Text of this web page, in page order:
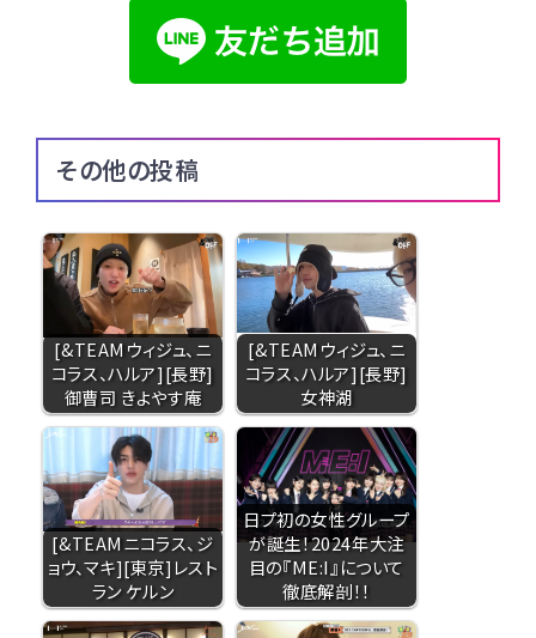
その他の投稿
[&TEAMウィジュ、ニ
コラス、ハルア][長野]
御曹司 きよやす庵
[&TEAMウィジュ、ニ
コラス、ハルア][長野]
女神湖
[&TEAMニコラス、ジ
ョウ、マキ][東京]レスト
ラン ケルン
日プ初の女性グループ
が誕生！2024年大注
目の『ME:I』について
徹底解剖！！